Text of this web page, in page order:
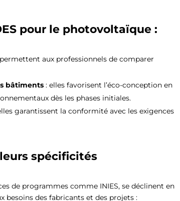
pour le photovoltaïque :
aux professionnels de comparer
bâtiments : elles favorisent l’éco-conception en
dès les phases initiales.
garantissent la conformité avec les exigences
spécificités
de programmes comme INIES, se déclinent en
besoins des fabricants et des projets :